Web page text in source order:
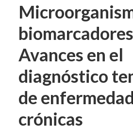
Avances en el
diagnóstico
de
crónicas